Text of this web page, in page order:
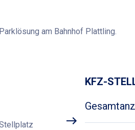
am Bahnhof Plattling.
KFZ-